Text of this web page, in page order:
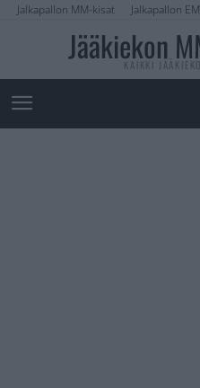
Jalkapallon MM-kisat Jalkapallon
Jääkiekon
KAIKKI